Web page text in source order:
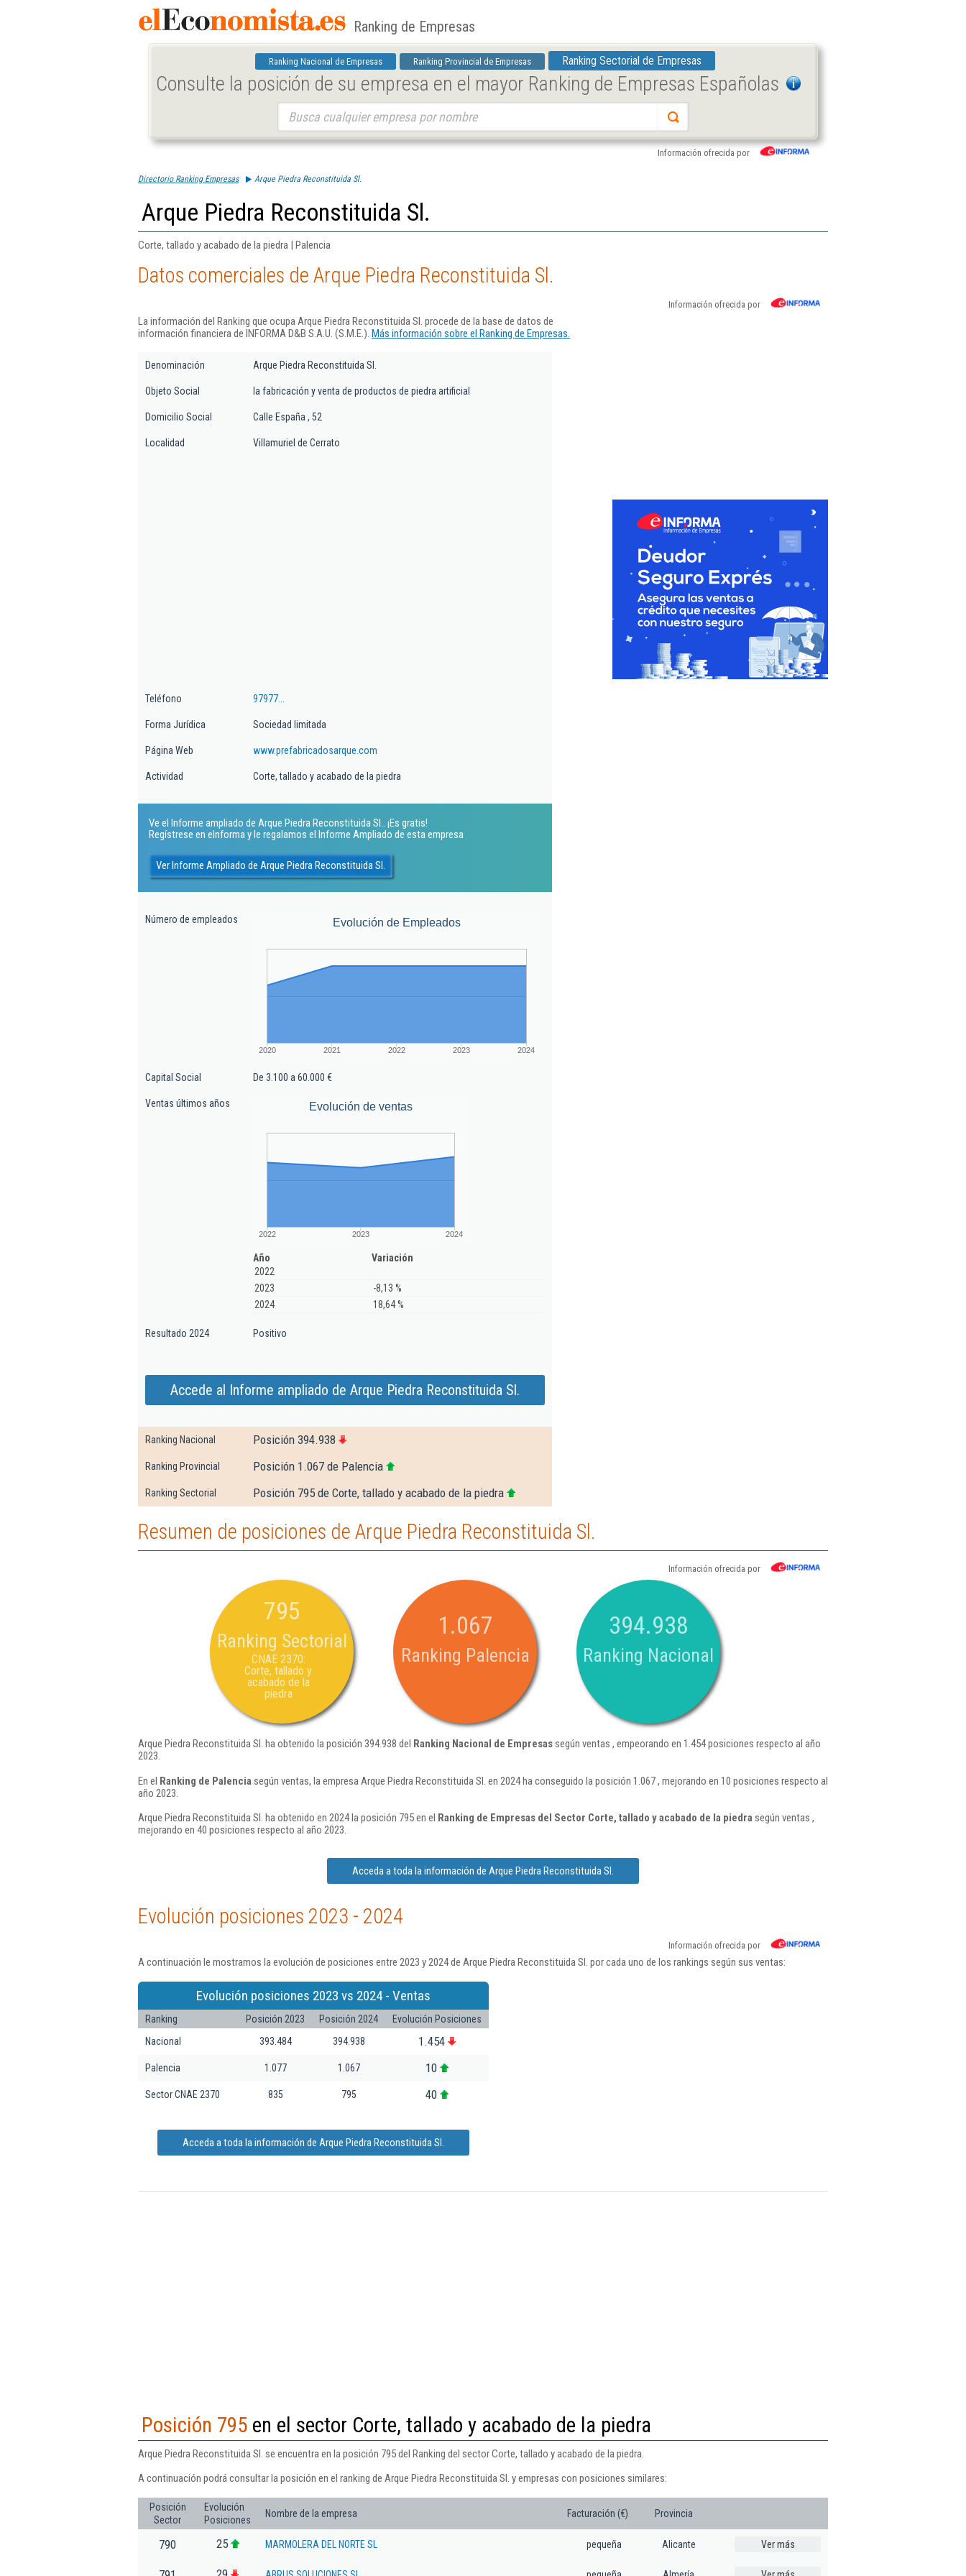
Ranking de Empresas
Ranking Nacional de Empresas Ranking Provincial de Empresas Ranking Sectorial de Empresas
Consulte la posición de su empresa en el mayor Ranking de Empresas Españolas
Información ofrecida por
Directorio Ranking Empresas Arque Piedra Reconstituida Sl.
Arque Piedra Reconstituida Sl.
Corte, tallado y acabado de la piedra | Palencia
Datos comerciales de Arque Piedra Reconstituida Sl.
Información ofrecida por
La información del Ranking que ocupa Arque Piedra Reconstituida Sl. procede de la base de datos de
información financiera de INFORMA D&B S.A.U. (S.M.E.). Más información sobre el Ranking de Empresas.
Denominación Arque Piedra Reconstituida Sl.
Objeto Social la fabricación y venta de productos de piedra artificial
Domicilio Social Calle España , 52
Localidad Villamuriel de Cerrato
Teléfono 97977...
Forma Jurídica Sociedad limitada
Página Web www.prefabricadosarque.com
Actividad Corte, tallado y acabado de la piedra
Ve el Informe ampliado de Arque Piedra Reconstituida Sl.. ¡Es gratis!
Regístrese en eInforma y le regalamos el Informe Ampliado de esta empresa
Ver Informe Ampliado de Arque Piedra Reconstituida Sl.
Número de empleados Evolución de Empleados
2020 2021 2022 2023 2024
Capital Social De 3.100 a 60.000 €
Ventas últimos años Evolución de ventas
2022 2023 2024
Año
Variación
2022
2023
-8,13 %
2024
18,64 %
Resultado 2024 Positivo
Accede al Informe ampliado de Arque Piedra Reconstituida Sl.
Ranking Nacional Posición 394.938
Ranking Provincial Posición 1.067 de Palencia
Ranking Sectorial Posición 795 de Corte, tallado y acabado de la piedra
Resumen de posiciones de Arque Piedra Reconstituida Sl.
Información ofrecida por
795
Ranking Sectorial
CNAE 2370:
Corte, tallado y
acabado de la
piedra
1.067
Ranking Palencia
394.938
Ranking Nacional
Arque Piedra Reconstituida Sl. ha obtenido la posición 394.938 del Ranking Nacional de Empresassegún ventas , empeorando en 1.454 posiciones respecto al año
2023.
En el Ranking de Palencia según ventas, la empresa Arque Piedra Reconstituida Sl. en 2024 ha conseguido la posición 1.067 , mejorando en 10 posiciones respecto al
año 2023.
Arque Piedra Reconstituida Sl. ha obtenido en 2024 la posición 795 en el Ranking de Empresas del Sector Corte, tallado y acabado de la piedrasegún ventas ,
mejorando en 40 posiciones respecto al año 2023.
Acceda a toda la información de Arque Piedra Reconstituida Sl.
Evolución posiciones 2023 - 2024
Información ofrecida por
A continuación le mostramos la evolución de posiciones entre 2023 y 2024 de Arque Piedra Reconstituida Sl. por cada uno de los rankings según sus ventas:
Evolución posiciones 2023 vs 2024 - Ventas
Ranking Posición 2023 Posición 2024
Evolución Posiciones
Nacional
393.484 394.938 1.454
Palencia 1.077 1.067 10
Sector CNAE 2370 835 795 40
Acceda a toda la información de Arque Piedra Reconstituida Sl.
Posición 795 en el sector Corte, tallado y acabado de la piedra
Arque Piedra Reconstituida Sl. se encuentra en la posición 795 del Ranking del sector Corte, tallado y acabado de la piedra.
A continuación podrá consultar la posición en el ranking de Arque Piedra Reconstituida Sl. y empresas con posiciones similares:
Posición
Sector
Evolución
Posiciones
Nombre de la empresa Facturación (€) Provincia
790 25 MARMOLERA DEL NORTE SL pequeña Alicante Ver más